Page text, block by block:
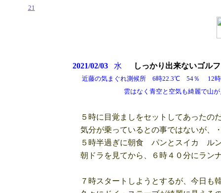
21
2021/02/03 水 しっかり出来ないゴルフ
近藤の気まぐれ測候所 6時22.3℃ 54％
雲はなく青空と空気も綺麗で山が見え
５時に目覚ましをセットしてあったの
気分が乗っているとの事ではないが、
５時半過ぎに朝食 パンとスイカ ルン
朝ドラを見てから、６時４０分にラン
７時スタートしようとするが、今日も